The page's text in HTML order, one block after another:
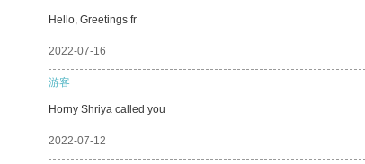
Hello, Greetings fr
2022-07-16
游客
Horny Shriya called you
2022-07-12